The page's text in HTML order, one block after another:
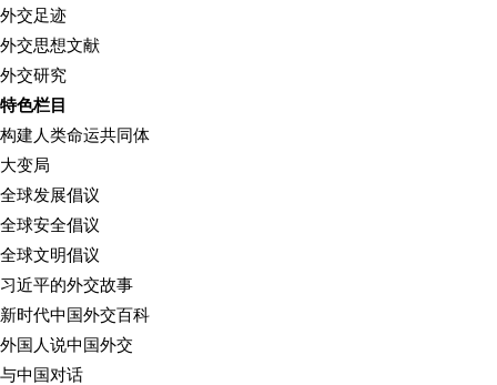
外交足迹
外交思想文献
外交研究
特色栏目
构建人类命运共同体
大变局
全球发展倡议
全球安全倡议
全球文明倡议
习近平的外交故事
新时代中国外交百科
外国人说中国外交
与中国对话